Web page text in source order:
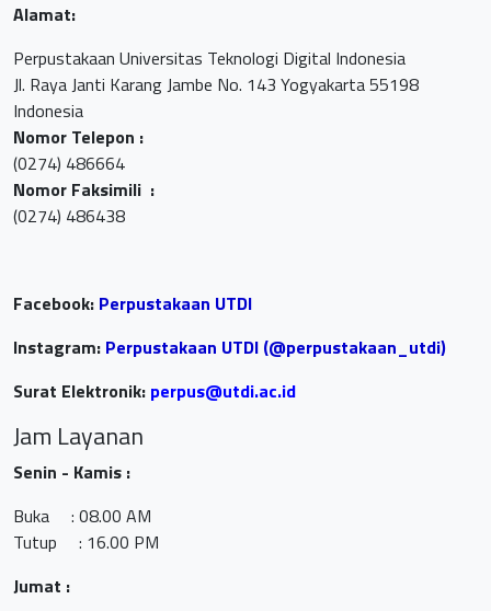
Alamat:
Perpustakaan Universitas Teknologi Digital Indonesia
Jl. Raya Janti Karang Jambe No. 143 Yogyakarta 55198
Indonesia
Nomor Telepon :
(0274) 486664
Nomor Faksimili :
(0274) 486438
Facebook: Perpustakaan UTDI
Instagram: Perpustakaan UTDI (@perpustakaan_utdi)
Surat Elektronik: perpus@utdi.ac.id
Jam Layanan
Senin - Kamis :
Buka : 08.00 AM
Tutup : 16.00 PM
Jumat :